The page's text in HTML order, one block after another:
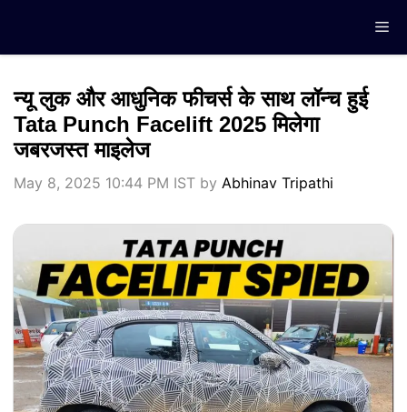
content
न्यू लुक और आधुनिक फीचर्स के साथ लॉन्च हुई
Tata Punch Facelift 2025 मिलेगा
जबरजस्त माइलेज
May 8, 2025 10:44 PM IST by Abhinav Tripathi